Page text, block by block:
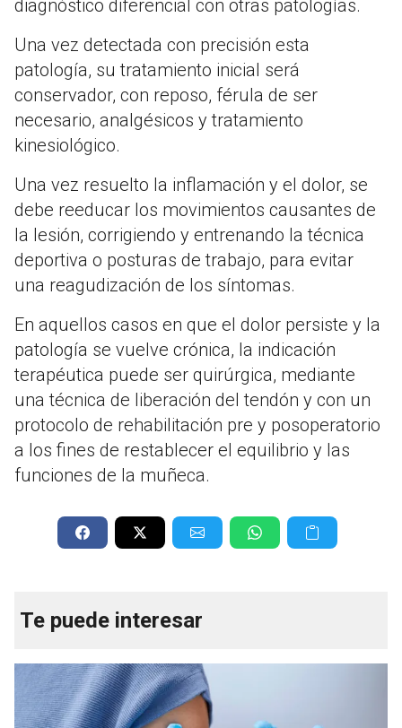
diagnóstico diferencial con otras patologías.
Una vez detectada con precisión esta
patología, su tratamiento inicial será
conservador, con reposo, férula de ser
necesario, analgésicos y tratamiento
kinesiológico.
Una vez resuelto la inflamación y el dolor, se
debe reeducar los movimientos causantes de
la lesión, corrigiendo y entrenando la técnica
deportiva o posturas de trabajo, para evitar
una reagudización de los síntomas.
En aquellos casos en que el dolor persiste y la
patología se vuelve crónica, la indicación
terapéutica puede ser quirúrgica, mediante
una técnica de liberación del tendón y con un
protocolo de rehabilitación pre y posoperatorio
a los fines de restablecer el equilibrio y las
funciones de la muñeca.
Te puede interesar